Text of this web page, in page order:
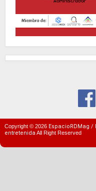
Copyright © 2026 EspacioRDMag /
entretenida All Right Reserved